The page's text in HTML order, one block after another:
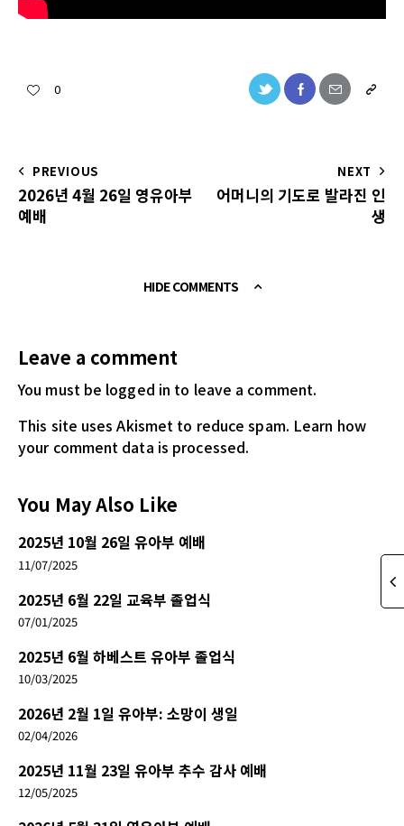
0
PREVIOUS
2026년 4월 26일 영유아부
예배
NEXT
어머니의 기도로 발라진 인
생
HIDE COMMENTS
Leave a comment
You must be logged in to leave a comment.
This site uses Akismet to reduce spam. Learn how
your comment data is processed.
You May Also Like
2025년 10월 26일 유아부 예배
11/07/2025
2025년 6월 22일 교육부 졸업식
07/01/2025
2025년 6월 하베스트 유아부 졸업식
10/03/2025
2026년 2월 1일 유아부: 소망이 생일
02/04/2026
2025년 11월 23일 유아부 추수 감사 예배
12/05/2025